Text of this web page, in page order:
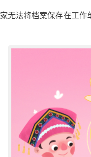
无法将档案保存在工